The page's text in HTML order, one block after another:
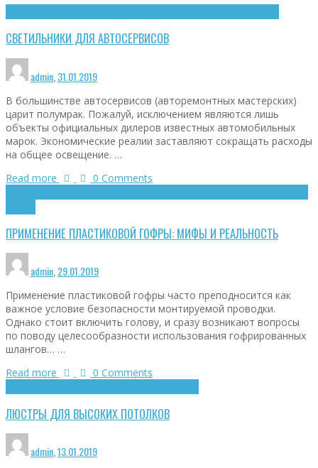
СВЕТИЛЬНИКИ ДЛЯ АВТОСЕРВИСОВ
admin 31.01.2019
В большинстве автосервисов (авторемонтных мастерских)
царит полумрак. Пожалуй, исключением являются лишь
объекты официальных дилеров известных автомобильных
марок. Экономические реалии заставляют сокращать расходы
на общее освещение. …
Read more
0 Comments
ПРИМЕНЕНИЕ ПЛАСТИКОВОЙ ГОФРЫ: МИФЫ И РЕАЛЬНОСТЬ
admin,29.01.2019
Применение пластиковой гофры часто преподносится как
важное условие безопасности монтируемой проводки.
Однако стоит включить голову, и сразу возникают вопросы
по поводу целесообразности использования гофрированных
шлангов… …
Read more
0 Comments
ЛЮСТРЫ ДЛЯ ВЫСОКИХ ПОТОЛКОВ
admin 13.01.2019